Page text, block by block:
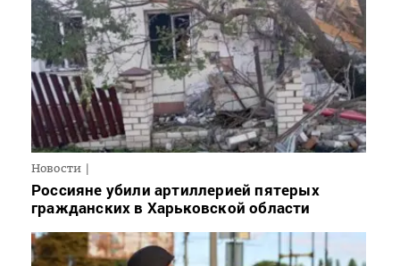
Новости
Россияне убили артиллерией пятерых
гражданских в Харьковской области